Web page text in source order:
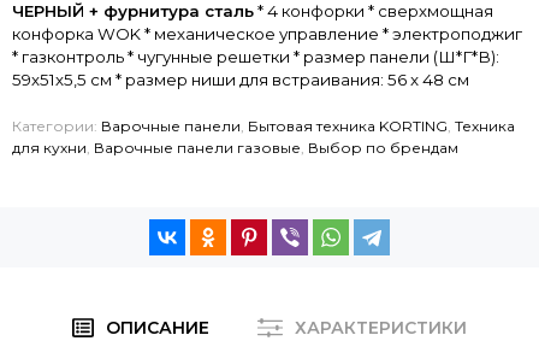
ЧЕРНЫЙ + фурнитура сталь* 4 конфорки * сверхмощная
конфорка WOK * механическое управление * электроподжиг
* газконтроль * чугунные решетки * размер панели (Ш*Г*В):
59х51х5,5 см * размер ниши для встраивания: 56 x 48 см
Категории: Варочные панели, Бытовая техника KORTING, Техника
для кухни, Варочные панели газовые, Выбор по брендам
ОПИСАНИЕ
ХАРАКТЕРИСТИКИ